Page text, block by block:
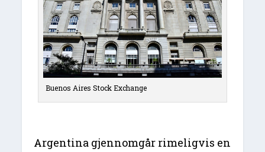
Buenos Aires Stock Exchange
Argentina gjennomgår rimeligvis en